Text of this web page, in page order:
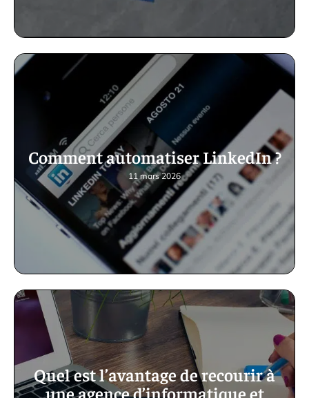
Comment automatiser LinkedIn ?
11 mars 2026
Quel est l’avantage de recourir à
une agence d’informatique et